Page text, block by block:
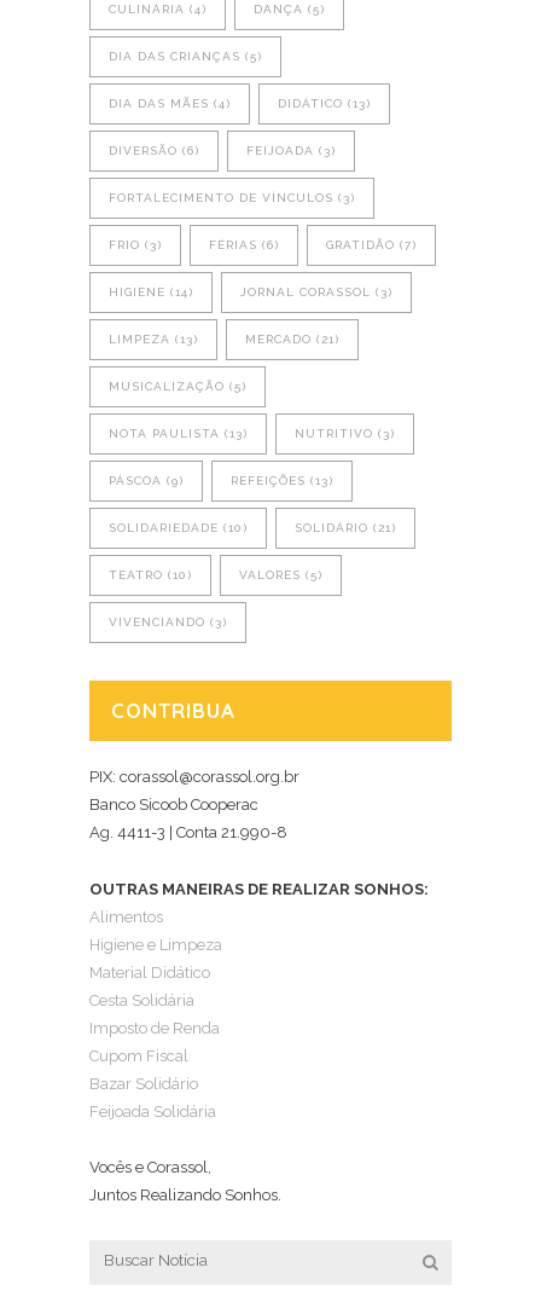
CULINÁRIA (4) DANÇA (5)
DIA DAS CRIANÇAS (5)
DIA DAS MÃES (4) DIDÁTICO (13)
DIVERSÃO (6) FEIJOADA (3)
FORTALECIMENTO DE VÍNCULOS (3)
FRIO (3) FÉRIAS (6) GRATIDÃO (7)
HIGIENE (14) JORNAL CORASSOL (3)
LIMPEZA (13) MERCADO (21)
MUSICALIZAÇÃO (5)
NOTA PAULISTA (13) NUTRITIVO (3)
PÁSCOA (9) REFEIÇÕES (13)
SOLIDARIEDADE (10) SOLIDÁRIO (21)
TEATRO (10) VALORES (5)
VIVENCIANDO (3)
CONTRIBUA
PIX: corassol@corassol.org.br
Banco Sicoob Cooperac
Ag. 4411-3 | Conta 21.990-8
OUTRAS MANEIRAS DE REALIZAR SONHOS:
Alimentos
Higiene e Limpeza
Material Didático
Cesta Solidária
Imposto de Renda
Cupom Fiscal
Bazar Solidário
Feijoada Solidária
Vocês e Corassol,
Juntos Realizando Sonhos.